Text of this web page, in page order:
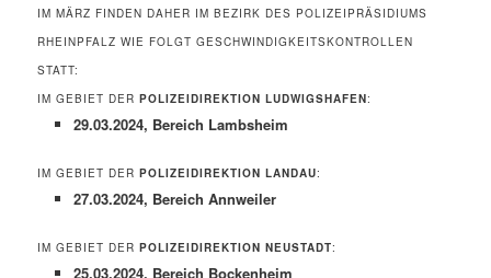
IM MÄRZ FINDEN DAHER IM BEZIRK DES POLIZEIPRÄSIDIUMS
RHEINPFALZ WIE FOLGT GESCHWINDIGKEITSKONTROLLEN
STATT:
IM GEBIET DERPOLIZEIDIREKTION LUDWIGSHAFEN:
29.03.2024, Bereich Lambsheim
IM GEBIET DERPOLIZEIDIREKTION LANDAU:
27.03.2024, Bereich Annweiler
IM GEBIET DERPOLIZEIDIREKTION NEUSTADT:
25.03.2024, Bereich Bockenheim